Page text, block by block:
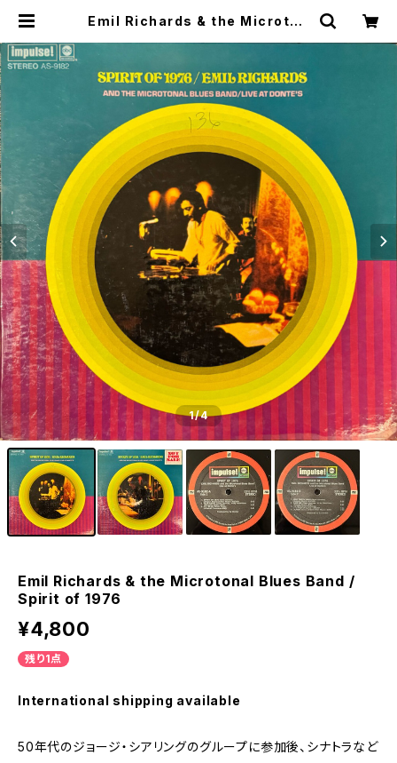
Emil Richards & the Microton
1/4
Emil Richards & the Microtonal Blues Band /
Spirit of 1976
¥4,800
残り1点
International shipping available
50年代のジョージ・シアリングのグループに参加後、シナトラなど